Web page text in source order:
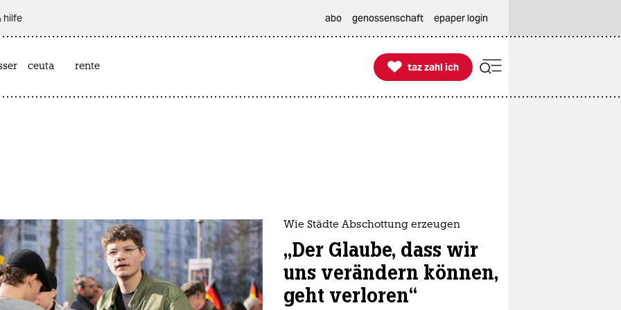
hilfe abo genossenschaft epaper login
ceuta rente 
taz zahl ich
taz zahl ich
Wie Städte Abschottung erzeugen
„Der Glaube, dass wir
uns verändern können,
geht verloren“